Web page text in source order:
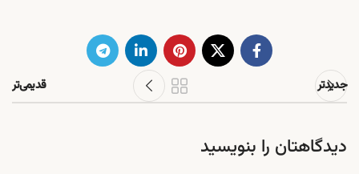
جدیدتر قدیمی‌تر
دیدگاهتان را بنویسید